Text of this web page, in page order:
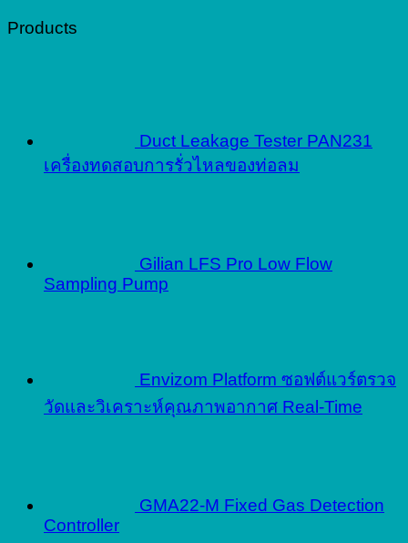
Products
Duct Leakage Tester PAN231
เครื่องทดสอบการรั่วไหลของท่อลม
Gilian LFS Pro Low Flow
Sampling Pump
Envizom Platform ซอฟต์แวร์ตรวจ
วัดและวิเคราะห์คุณภาพอากาศ Real-Time
GMA22-M Fixed Gas Detection
Controller